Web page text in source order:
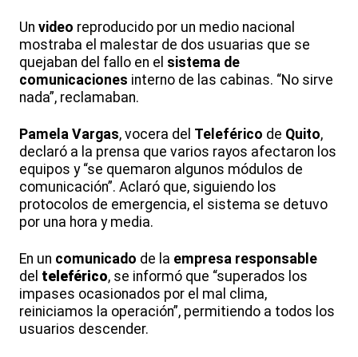
Un video reproducido por un medio nacional
mostraba el malestar de dos usuarias que se
quejaban del fallo en el sistema de
comunicaciones interno de las cabinas. “No sirve
nada”, reclamaban.
Pamela Vargas, vocera del Teleférico de Quito,
declaró a la prensa que varios rayos afectaron los
equipos y “se quemaron algunos módulos de
comunicación”. Aclaró que, siguiendo los
protocolos de emergencia, el sistema se detuvo
por una hora y media.
En un comunicado de la empresa responsable
del teleférico, se informó que “superados los
impases ocasionados por el mal clima,
reiniciamos la operación”, permitiendo a todos los
usuarios descender.